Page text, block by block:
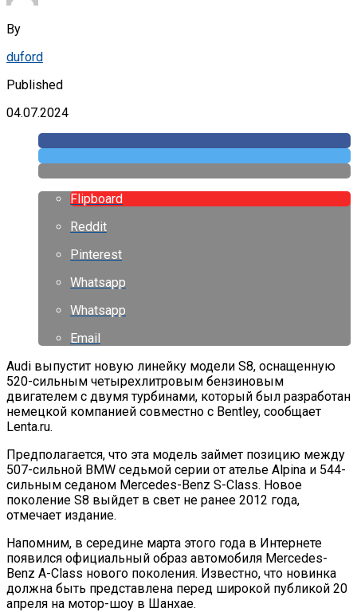
By
duford
Published
04.07.2024
Flipboard
Reddit
Pinterest
Whatsapp
Whatsapp
Email
Audi выпустит новую линейку модели S8, оснащенную
520-сильным четырехлитровым бензиновым
двигателем с двумя турбинами, который был разработан
немецкой компанией совместно с Bentley, сообщает
Lenta.ru.
Предполагается, что эта модель займет позицию между
507-сильной BMW седьмой серии от ателье Alpina и 544-
сильным седаном Mercedes-Benz S-Class. Новое
поколение S8 выйдет в свет не ранее 2012 года,
отмечает издание.
Напомним, в середине марта этого года в Интернете
появился официальный образ автомобиля Mercedes-
Benz A-Class нового поколения. Известно, что новинка
должна быть представлена перед широкой публикой 20
апреля на мотор-шоу в Шанхае.